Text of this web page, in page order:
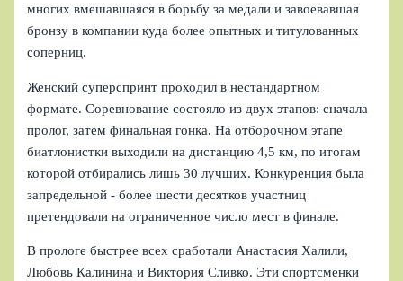
многих вмешавшаяся в борьбу за медали и завоевавшая
бронзу в компании куда более опытных и титулованных
соперниц.
Женский суперспринт проходил в нестандартном
формате. Соревнование состояло из двух этапов: сначала
пролог, затем финальная гонка. На отборочном этапе
биатлонистки выходили на дистанцию 4,5 км, по итогам
которой отбирались лишь 30 лучших. Конкуренция была
запредельной - более шести десятков участниц
претендовали на ограниченное число мест в финале.
В прологе быстрее всех сработали Анастасия Халили,
Любовь Калинина и Виктория Сливко. Эти спортсменки